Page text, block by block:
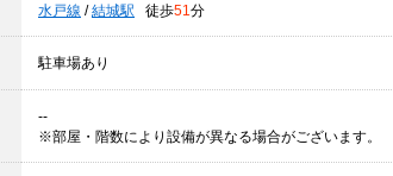
水戸線 / 結城駅 徒歩51 分
駐車場あり
--
※部屋・階数により設備が異なる場合がございます。